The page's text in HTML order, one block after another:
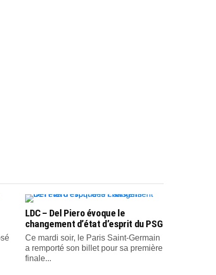
LDC – Del Piero évoque le
changement d’état d’esprit du PSG
Ce mardi soir, le Paris Saint-Germain
a remporté son billet pour sa première
finale...